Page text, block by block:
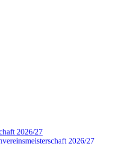
2026/27
2026/27